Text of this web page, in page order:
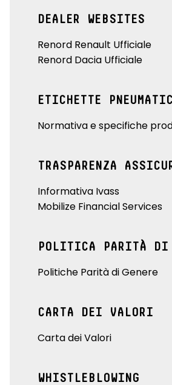
DEALER WEBSITES
Renord Renault Ufficiale
Renord Dacia Ufficiale
ETICHETTE
Normativa e specifiche
TRASPARENZA
Informativa Ivass
Mobilize Financial Services
POLITICA PARITÀ DI
Politiche Parità di Genere
CARTA DEI VALORI
Carta dei Valori
WHISTLEBLOWING